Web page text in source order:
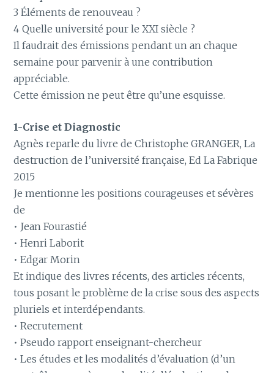
3 Éléments de renouveau ?
4 Quelle université pour le XXI siècle ?
Il faudrait des émissions pendant un an chaque
semaine pour parvenir à une contribution
appréciable.
Cette émission ne peut être qu’une esquisse.
1-Crise et Diagnostic
Agnès reparle du livre de Christophe GRANGER, La
destruction de l’université française, Ed La Fabrique
2015
Je mentionne les positions courageuses et sévères
de
• Jean Fourastié
• Henri Laborit
• Edgar Morin
Et indique des livres récents, des articles récents,
tous posant le problème de la crise sous des aspects
pluriels et interdépendants.
• Recrutement
• Pseudo rapport enseignant-chercheur
• Les études et les modalités d’évaluation (d’un